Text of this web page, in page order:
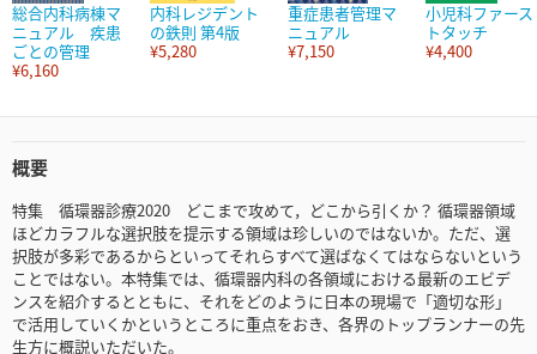
総合内科病棟マ
ニュアル 疾患
ごとの管理
¥6,160
内科レジデント
の鉄則 第4版
¥5,280
重症患者管理マ
ニュアル
¥7,150
小児科ファース
トタッチ
¥4,400
概要
特集 循環器診療2020 どこまで攻めて，どこから引くか？ 循環器領域
ほどカラフルな選択肢を提示する領域は珍しいのではないか。ただ、選
択肢が多彩であるからといってそれらすべて選ばなくてはならないという
ことではない。本特集では、循環器内科の各領域における最新のエビデ
ンスを紹介するとともに、それをどのように日本の現場で「適切な形」
で活用していくかというところに重点をおき、各界のトップランナーの先
生方に概説いただいた。